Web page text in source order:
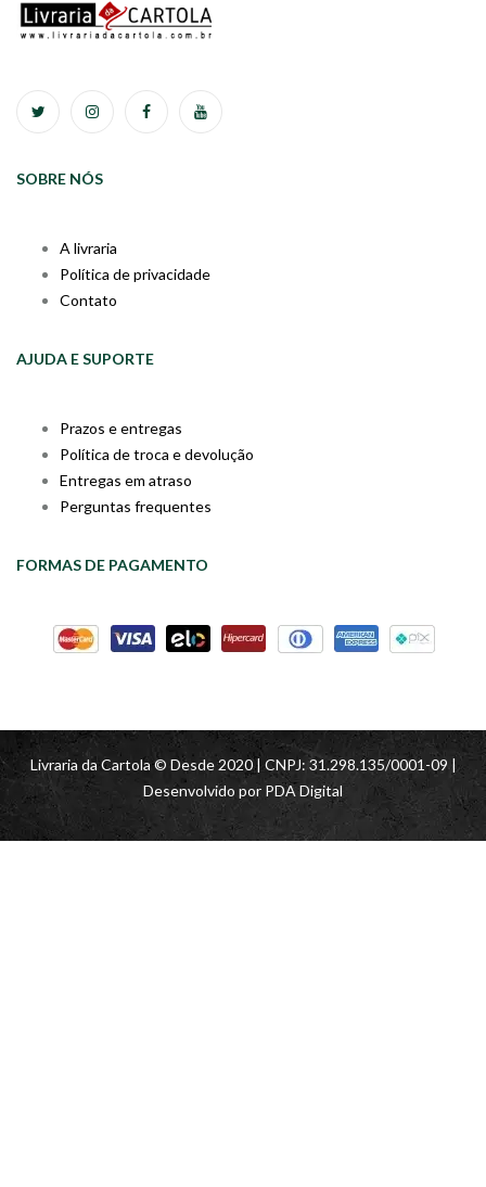
SOBRE NÓS
A livraria
Política de privacidade
Contato
AJUDA E SUPORTE
Prazos e entregas
Política de troca e devolução
Entregas em atraso
Perguntas frequentes
FORMAS DE PAGAMENTO
Livraria da Cartola © Desde 2020 | CNPJ: 31.298.135/0001-09 |
Desenvolvido por PDA Digital